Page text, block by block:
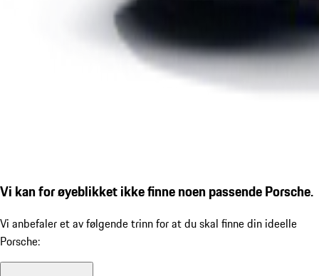
Vi kan for øyeblikket ikke finne noen passende Porsche.
Vi anbefaler et av følgende trinn for at du skal finne din ideelle
Porsche: